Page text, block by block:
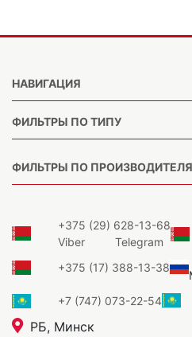
НАВИГАЦИЯ
ФИЛЬТРЫ ПО ТИПУ
ФИЛЬТРЫ ПО
+375 (29) 628-13-68
Viber
Telegram
+375 (17) 388-13-38
+7 (747) 073-22-54
РБ, Минск